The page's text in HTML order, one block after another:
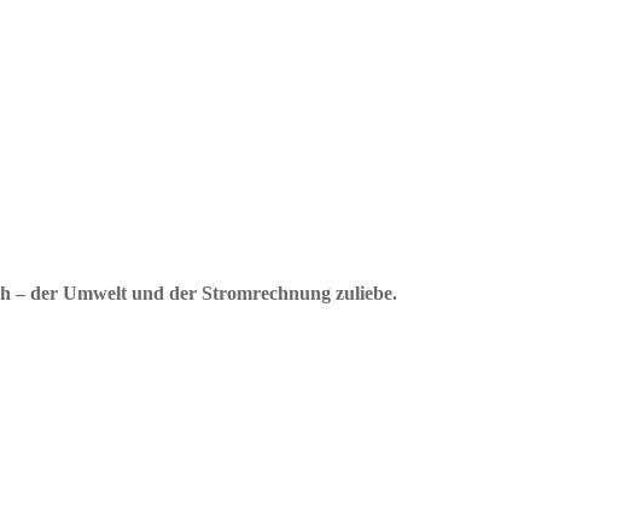
– der Umwelt und der Stromrechnung zuliebe.